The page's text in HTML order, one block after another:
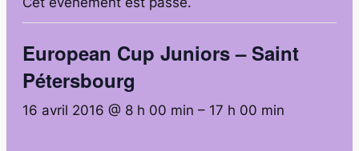
European Cup Juniors – Saint
Pétersbourg
16 avril 2016 @ 8 h 00 min – 17 h 00 min